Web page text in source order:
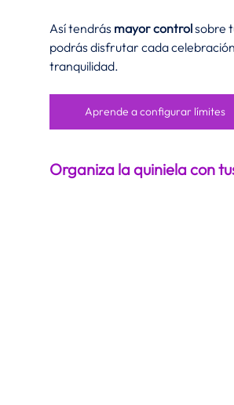
Así tendrás mayor control sobre
podrás disfrutar cada
tranquilidad.
Aprende a configurar límites
Organiza la quiniela con